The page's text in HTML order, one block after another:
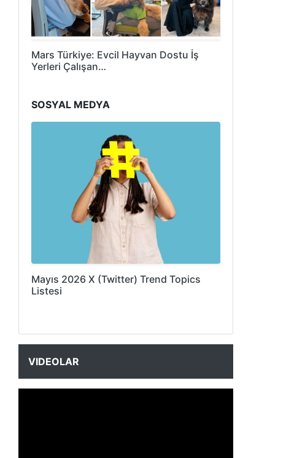
Mars Türkiye: Evcil Hayvan Dostu İş
Yerleri Çalışan…
SOSYAL MEDYA
Mayıs 2026 X (Twitter) Trend Topics
Listesi
VIDEOLAR